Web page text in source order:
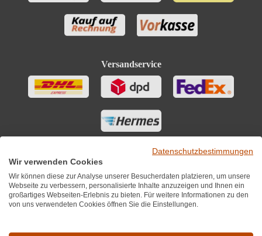
Versandservice
Datenschutzbestimmungen
Wir verwenden Cookies
Wir können diese zur Analyse unserer Besucherdaten platzieren, um unsere
Webseite zu verbessern, personalisierte Inhalte anzuzeigen und Ihnen ein
großartiges Webseiten-Erlebnis zu bieten. Für weitere Informationen zu den
von uns verwendeten Cookies öffnen Sie die Einstellungen.